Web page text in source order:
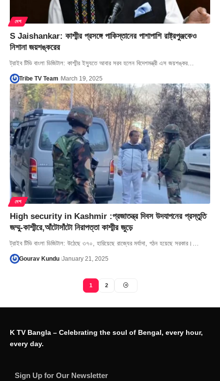
দেশ
S Jaishankar: কাশ্মীর প্রসঙ্গে পাকিস্তানের পাশাপাশি রাষ্ট্রপুঞ্জকেও
নিশানা জয়শঙ্করের
ট্রাইব টিভি বাংলা ডিজিটাল: কাশ্মীর ইস্যুতে আবার সরব হলেন বিদেশমন্ত্রী এস জয়শঙ্কর…
Tribe TV Team March 19, 2025
দেশ
High security in Kashmir :প্রজাতন্ত্র দিবস উদযাপনের প্রস্তুতি
জম্মু-কাশ্মীরে,আঁটোসাঁটো নিরাপত্তা কাশ্মীর জুড়ে
ট্রাইব টিভি বাংলা ডিজিটাল: উঠেছে ৩৭০, হারিয়েছে রাজ্যের মর্যাদা, গঠন হয়েছে সরকার।…
Gourav Kundu January 21, 2025
1 2
K TV Bangla – Celebrating the soul of Bengal, every hour,
every day.
Sign Up for Our Newsletter